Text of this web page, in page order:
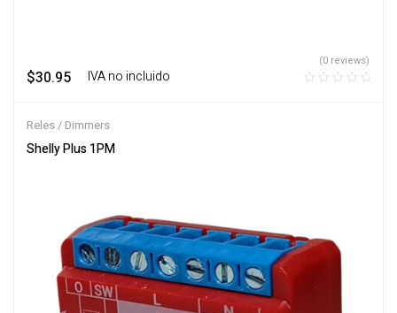
$30.95 ‎ ‎ ‎ IVA no incluido
(0 reviews)
Reles / Dimmers
Shelly Plus 1PM